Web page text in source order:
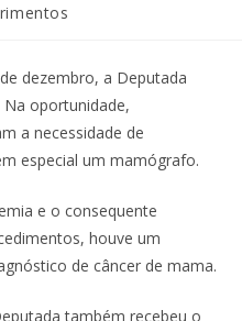
dezembro, a Deputada
Na oportunidade,
a necessidade de
especial um mamógrafo.
e o consequente
houve um
de câncer de mama.
também recebeu o